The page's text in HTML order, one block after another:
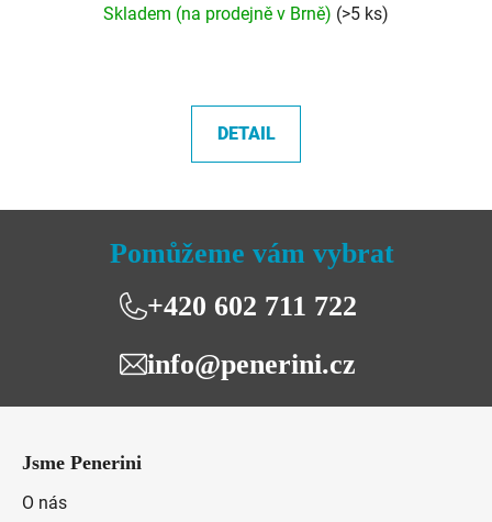
Skladem (na prodejně v Brně) (>5 ks)
DETAIL
Pomůžeme vám vybrat
+420 602 711 722
info@penerini.cz
Jsme Penerini
O nás